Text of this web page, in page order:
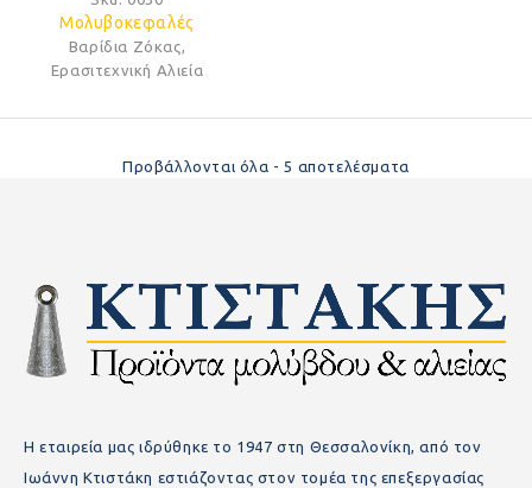
Μολυβοκεφαλές
Βαρίδια Ζόκας,
Ερασιτεχνική Αλιεία
Προβάλλονται όλα - 5 αποτελέσματα
Η εταιρεία μας ιδρύθηκε το 1947 στη Θεσσαλονίκη, από τον
Ιωάννη Κτιστάκη εστιάζοντας στον τομέα της επεξεργασίας